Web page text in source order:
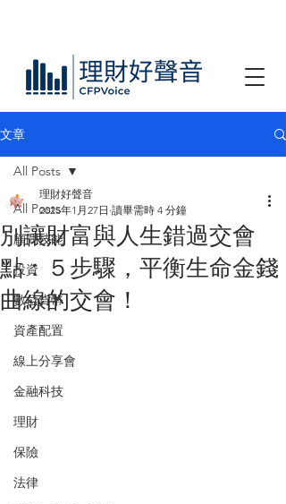
文章
All Posts
顧問技能
投資
數位貨幣
資產配置
線上分享會
金融科技
理財
保險
法律
All Posts
別讓財富與人生錯過交會
點：５步驟，平衡生命金錢
曲線的交會！
理財好聲音
2025年1月27日 讀畢需時 4 分鐘